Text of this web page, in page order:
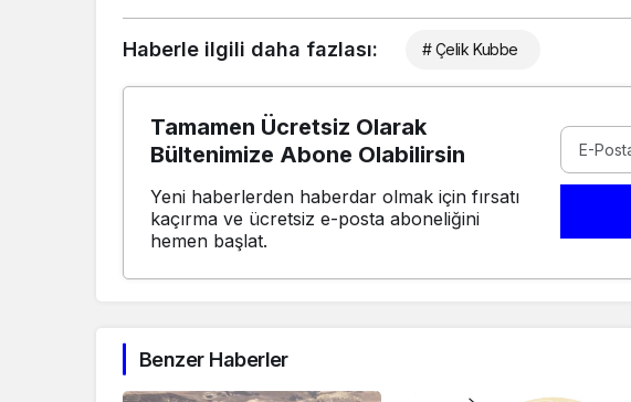
Haberle ilgili daha fazlası: # Çelik Kubbe
Tamamen Ücretsiz Olarak
Bültenimize Abone Olabilirsin
Yeni haberlerden haberdar olmak için fırsatı
kaçırma ve ücretsiz e-posta aboneliğini
hemen başlat.
Benzer Haberler